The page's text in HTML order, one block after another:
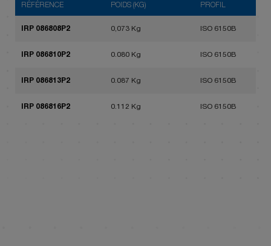
RÉFÉRENCE POIDS (KG) PROFIL
IRP 086808P2 0,073 Kg ISO 6150B
IRP 086810P2 0.080 Kg ISO 6150B
IRP 086813P2 0.087 Kg ISO 6150B
IRP 086816P2 0.112 Kg ISO 6150B